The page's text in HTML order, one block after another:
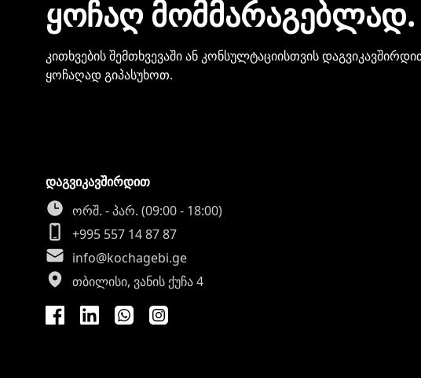
ᲧᲝᲩᲐᲦ ᲛᲝᲛᲛᲐᲠᲐᲒᲔᲑᲚᲐᲓ.
კითხვების შემთხვევაში ან კონსულტაციისთვის
ყოჩაღად გიპასუხოთ.
დაგვიკავშირდით
ორშ. - პარ. (09:00 - 18:00)
+995 557 14 87 87
info@kochagebi.ge
თბილისი, ვანის ქუჩა 4